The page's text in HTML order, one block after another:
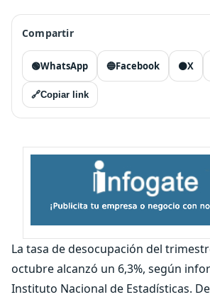
Compartir
🟢WhatsApp 🔵Facebook ⚫X
🔗Copiar link
La tasa de desocupación del
octubre alcanzó un 6,3%, según
Instituto Nacional de Estadísticas.